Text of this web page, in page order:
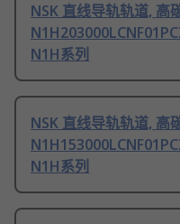
NSK 直线导轨轨道, 高
N1H系列
NSK 直线导轨轨道, 高
N1H系列